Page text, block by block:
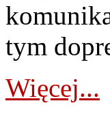
tym
Więcej...